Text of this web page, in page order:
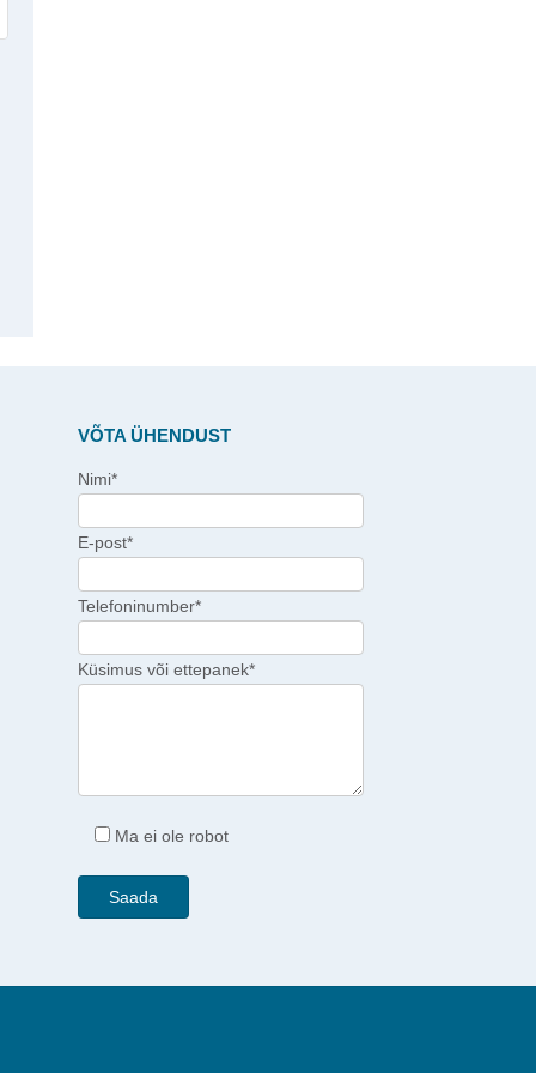
VÕTA ÜHENDUST
Nimi*
E-post*
Telefoninumber*
Küsimus või ettepanek*
Ma ei ole robot